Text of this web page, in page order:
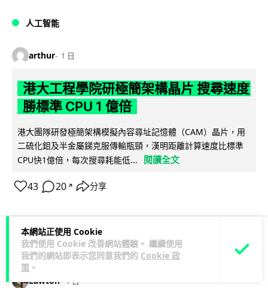
本網站正使用 Cookie
我們使用 Cookie 改善網站體驗。 繼續使用
我們的網站即表示您同意我們的 Cookie 政
策 。
人工智能
arthur 1 日
港大工程學院研極簡架構晶片 搜尋速度
勝標準 CPU 1 億倍
港大團隊研發極簡架構模擬內容尋址記憶體（CAM）晶片，用
二硫化鉬及半金屬銻克服傳輸瓶頸，漢明距離計算速度比標準
CPU快1億倍，每次搜尋耗能低...
閱讀全文
43 20 ↗ 分享
人工智能
Lawton 1 日